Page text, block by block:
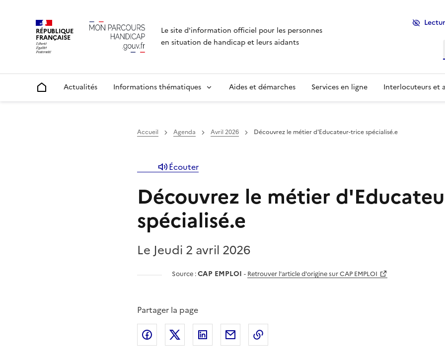
RÉPUBLIQUE
FRANÇAISE
Le site d'information officiel pour les personnes
en situation de handicap et leurs aidants
Accueil Actualités Informations thématiques Aides et démarches Services en ligne Interlocuteurs et
Accueil Agenda Avril 2026 Découvrez le métier d'Educateur-trice spécialisé.e
Écouter
Découvrez le métier
spécialisé.e
Le Jeudi 2 avril 2026
Source :CAP EMPLOI - Retrouver l'article d'origine sur CAP EMPLOI
Partager la page
Partager l'article surFacebook
Partager l'article sur X (anciennement
Partager l'article sur
Partager l'article par courriel